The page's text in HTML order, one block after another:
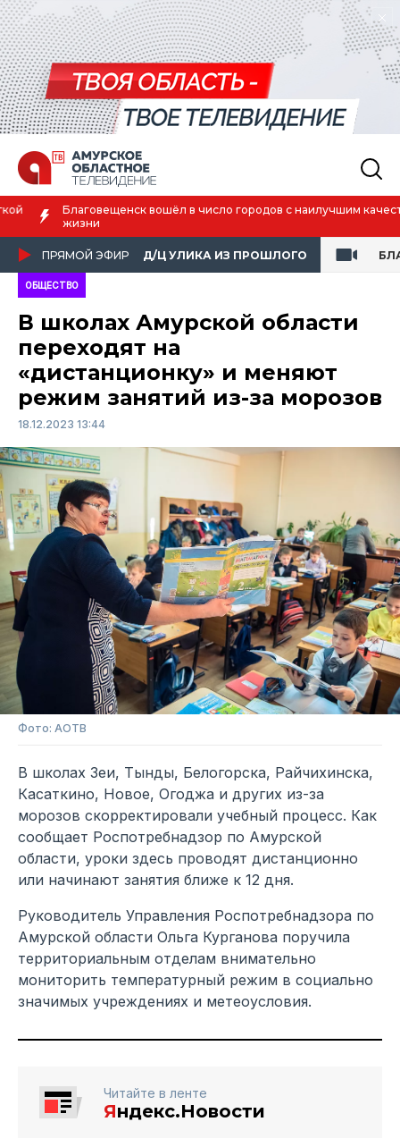
Благовещенск вошёл в число городов с наилучшим качеством
жизни
ПРЯМОЙ ЭФИР Д/Ц УЛИКА ИЗ ПРОШЛОГО
ОБЩЕСТВО
В школах Амурской области
переходят на
«дистанционку» и меняют
режим занятий из-за морозов
18.12.2023 13:44
Фото: АОТВ
В школах Зеи, Тынды, Белогорска, Райчихинска,
Касаткино, Новое, Огоджа и других из-за
морозов скорректировали учебный процесс. Как
сообщает Роспотребнадзор по Амурской
области, уроки здесь проводят дистанционно
или начинают занятия ближе к 12 дня.
Руководитель Управления Роспотребнадзора по
Амурской области Ольга Курганова поручила
территориальным отделам внимательно
мониторить температурный режим в социально
значимых учреждениях и метеоусловия.
Читайте в ленте
Яндекс.Новости